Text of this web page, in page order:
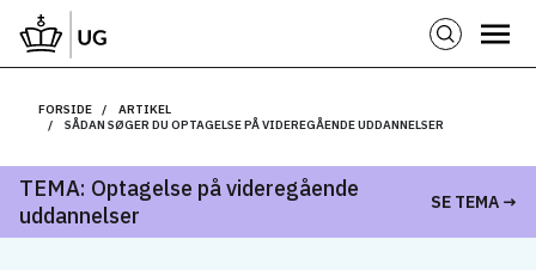
FORSIDE
ARTIKEL
SÅDAN SØGER DU OPTAGELSE PÅ VIDEREGÅENDE UDDANNELSER
TEMA: Optagelse på videregående
uddannelser
SE TEMA →